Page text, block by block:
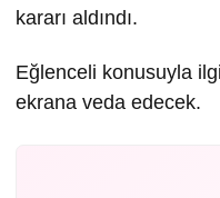
kararı aldındı.
Eğlenceli konusuyla
ekrana veda edecek.